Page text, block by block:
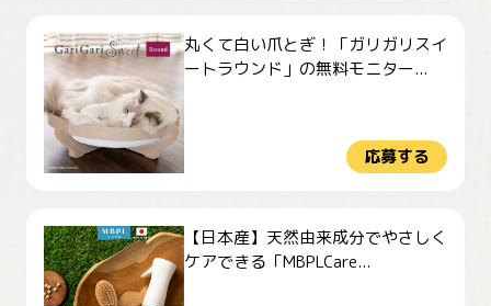
丸くて白い爪とぎ！「ガリガリスイ
ートラウンド」の無料モニター...
応募する
【日本産】天然由来成分でやさしく
ケアできる「MBPLCare...